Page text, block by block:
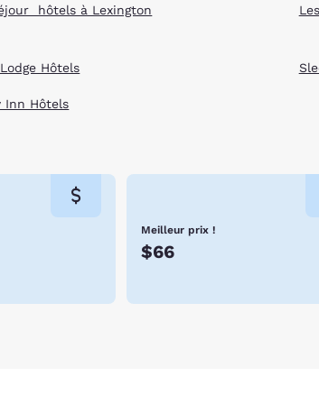
600-acre complex is home to a number of
arena and a number of food options and
for your next trip. Check out our
hôtels à Lexington
Hôtels
Inn Hôtels
Meilleur prix !
$66